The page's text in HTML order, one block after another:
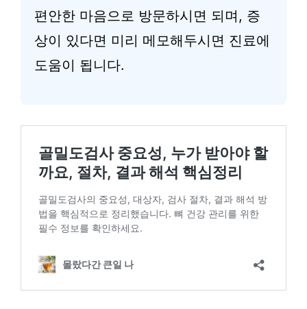
편안한 마음으로 방문하시면 되며, 증
상이 있다면 미리 메모해두시면 진료에
도움이 됩니다.